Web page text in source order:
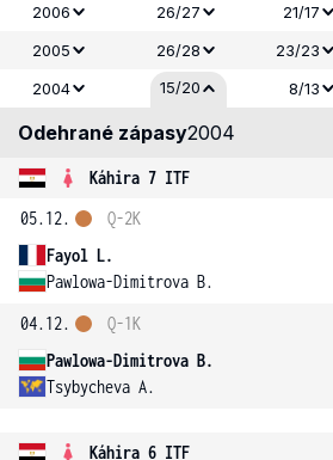
2006
26/27 21/17
2005
26/28 23/23
2004
15/20 8/13
Odehrané zápasy2004
Káhira 7 ITF
05.12.
Fayol L.
Pawlowa-Dimitrova B.
Q-2K
04.12.
Pawlowa-Dimitrova B.
Tsybycheva A.
Q-1K
Káhira 6 ITF